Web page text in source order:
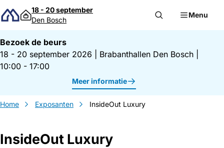
Direct naar inhoud
18 - 20 september
Den Bosch
Menu
Bezoek de beurs
18 - 20 september 2026
Brabanthallen Den Bosch
10:00 - 17:00
Meer informatie
Home Exposanten InsideOut Luxury
InsideOut Luxury